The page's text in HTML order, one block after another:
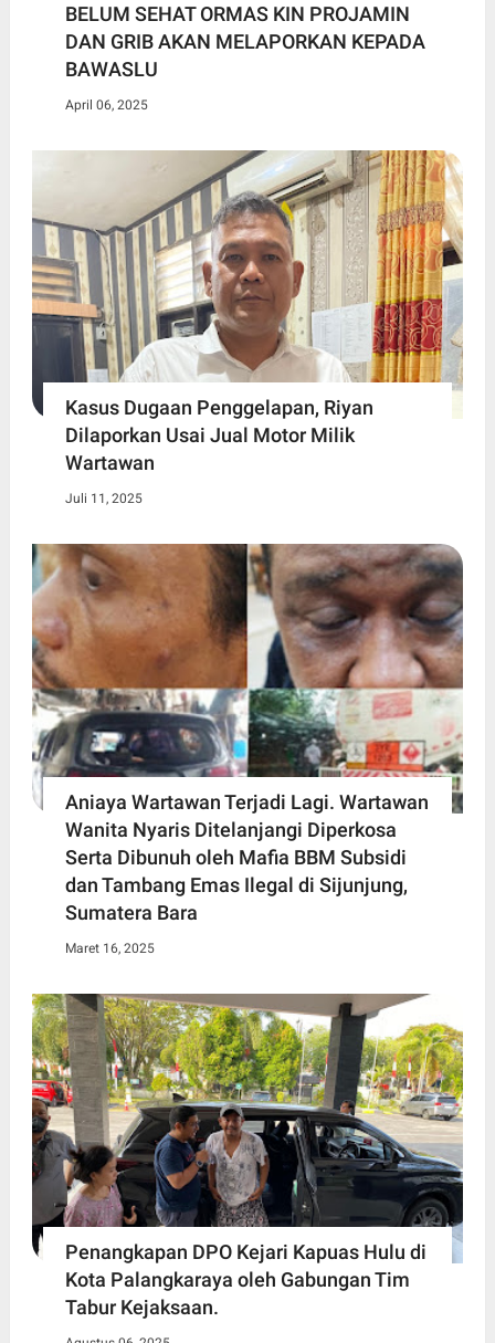
BELUM SEHAT ORMAS KIN PROJAMIN
DAN GRIB AKAN MELAPORKAN KEPADA
BAWASLU
April 06, 2025
Kasus Dugaan Penggelapan, Riyan
Dilaporkan Usai Jual Motor Milik
Wartawan
Juli 11, 2025
Aniaya Wartawan Terjadi Lagi. Wartawan
Wanita Nyaris Ditelanjangi Diperkosa
Serta Dibunuh oleh Mafia BBM Subsidi
dan Tambang Emas Ilegal di Sijunjung,
Sumatera Bara
Maret 16, 2025
Penangkapan DPO Kejari Kapuas Hulu di
Kota Palangkaraya oleh Gabungan Tim
Tabur Kejaksaan.